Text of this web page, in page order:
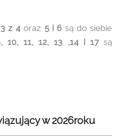
z 4 oraz 5 i 6 są do siebie
10, 11, 12, 13 ,14 i 17są
w 2026roku